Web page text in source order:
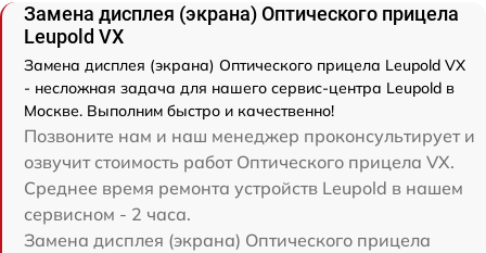
Замена дисплея (экрана) Оптического прицела
Leupold VX
Замена дисплея (экрана) Оптического прицела Leupold VX
- несложная задача для нашего сервис-центра Leupold в
Москве. Выполним быстро и качественно!
Позвоните нам и наш менеджер проконсультирует и
озвучит стоимость работ Оптического прицела VX.
Среднее время ремонта устройств Leupold в нашем
сервисном - 2 часа.
Замена дисплея (экрана) Оптического прицела